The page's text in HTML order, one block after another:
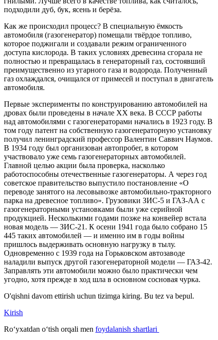
подходили дуб, бук, ясень и берёза.
Как же происходил процесс? В специальную ёмкость
автомобиля (газогенератор) помещали твёрдое топливо,
которое поджигали и создавали режим ограниченного
доступа кислорода. В таких условиях древесина сгорала не
полностью и превращалась в генераторный газ, состоявший
преимущественно из угарного газа и водорода. Полученный
газ охлаждался, очищался от примесей и поступал в двигатель
автомобиля.
Первые эксперименты по конструированию автомобилей на
дровах были проведены в начале XX века. В СССР работы
над автомобилями с газогенераторами начались в 1923 году. В
том году патент на собственную газогенераторную установку
получил ленинградский профессор Валентин Саввич Наумов.
В 1934 году был организован автопробег, в котором
участвовало уже семь газогенераторных автомобилей.
Главной целью акции была проверка, насколько
работоспособны отечественные газогенераторы. А через год
советское правительство выпустило постановление «О
переводе занятого на лесовывозке автомобильно-тракторного
парка на древесное топливо». Грузовики ЗИС-5 и ГАЗ-АА с
газогенераторными установками были уже серийной
продукцией. Несколькими годами позже на конвейер встала
новая модель — ЗИС-21. К осени 1941 года было собрано 15
445 таких автомобилей — и именно им в годы войны
пришлось выдерживать основную нагрузку в тылу.
Одновременно с 1939 года на Горьковском автозаводе
наладили выпуск другой газогенераторной модели — ГАЗ-42.
Заправлять эти автомобили можно было практически чем
угодно, хотя прежде в ход шла в основном сосновая чурка.
O'qishni davom ettirish uchun tizimga kiring. Bu tez va bepul.
Kirish
Roʻyxatdan oʻtish orqali men foydalanish shartlari